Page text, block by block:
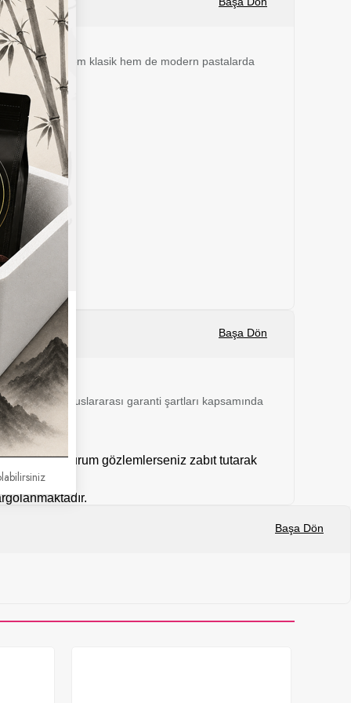
sayesinde hem klasik hem de modern pastalarda
Başa Dön
ay boyunca uluslararası garanti şartları kapsamında
dışı bir durum gözlemlerseniz zabıt tutarak
Başa Dön